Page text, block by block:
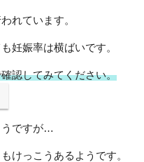
れています。
妊娠率は横ばいです。
認してみてください。
うですが…
けっこうあるようです。